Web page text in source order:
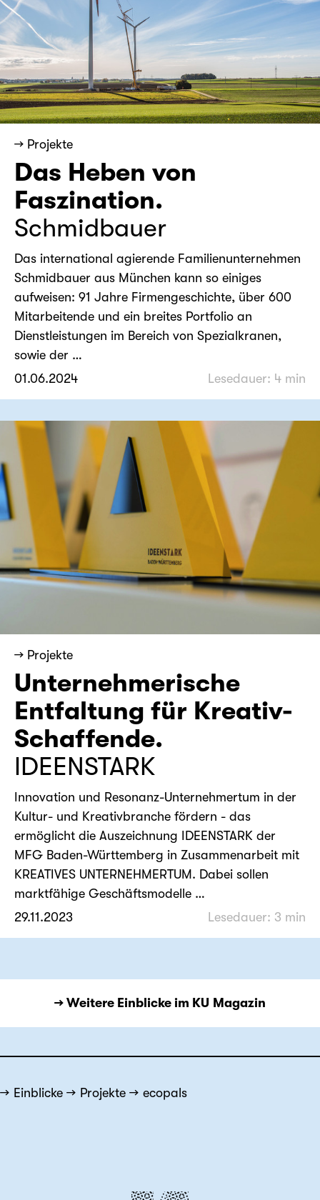
→ Projekte
Das Heben von
Faszination.
Schmidbauer
Das international agierende Familienunternehmen
Schmidbauer aus München kann so einiges
aufweisen: 91 Jahre Firmengeschichte, über 600
Mitarbeitende und ein breites Portfolio an
Dienstleistungen im Bereich von Spezialkranen,
sowie der …
01.06.2024
Lesedauer: 4 min
→ Projekte
Unter­nehmerische
Entfaltung für Kreativ-
Schaffende.
IDEENSTARK
Innovation und Resonanz-Unternehmertum in der
Kultur- und Kreativbranche fördern - das
ermöglicht die Auszeichnung IDEENSTARK der
MFG Baden-Württemberg in Zusammenarbeit mit
KREATIVES UNTERNEHMERTUM. Dabei sollen
marktfähige Geschäftsmodelle …
29.11.2023
Lesedauer: 3 min
→ Weitere Einblicke im KU Magazin
Einblicke Projekte ecopals